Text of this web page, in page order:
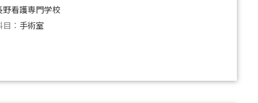
野看護専門学校
： 手術室